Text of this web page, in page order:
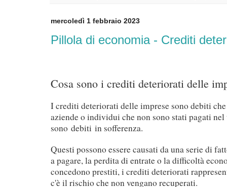
mercoledì 1 febbraio 2023
Pillola di economia - Crediti
Cosa sono i crediti deteriorati delle
I crediti deteriorati delle imprese sono debiti
aziende o individui che non sono stati pagati
sono debiti in sofferenza.
Questi possono essere causati da una serie di
a pagare, la perdita di entrate o la difficoltà
concedono prestiti, i crediti deteriorati
c'è il rischio che non vengano recuperati.